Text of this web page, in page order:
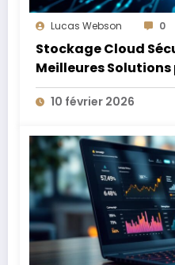
Lucas Webson 0
Stockage Cloud
Meilleures Solutions
Données Sensibles
10 février 2026